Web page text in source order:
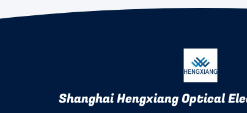
Shanghai Hengxiang Optical